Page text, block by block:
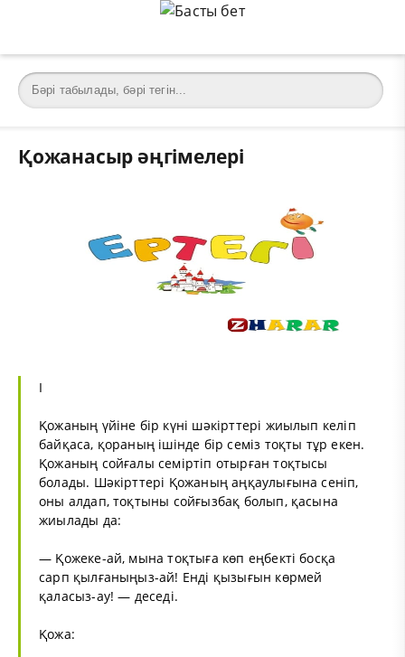
Қожанасыр әңгімелері
I
Қожаның үйіне бір күні шәкірттері жиылып келіп
байқаса, қораның ішінде бір семіз тоқты тұр екен.
Қожаның сойғалы семіртіп отырған тоқтысы
болады. Шәкірттері Қожаның аңқаулығына сеніп,
оны алдап, тоқтыны сойғызбақ болып, қасына
жиылады да:
— Қожеке-ай, мына тоқтыға көп еңбекті босқа
сарп қылғаныңыз-ай! Енді қызығын көрмей
қаласыз-ау! — деседі.
Қожа: